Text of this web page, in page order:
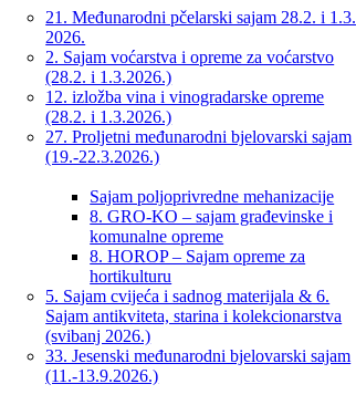
21. Međunarodni pčelarski sajam 28.2. i 1.3.
2026.
2. Sajam voćarstva i opreme za voćarstvo
(28.2. i 1.3.2026.)
12. izložba vina i vinogradarske opreme
(28.2. i 1.3.2026.)
27. Proljetni međunarodni bjelovarski sajam
(19.-22.3.2026.)
Sajam poljoprivredne mehanizacije
8. GRO-KO – sajam građevinske i
komunalne opreme
8. HOROP – Sajam opreme za
hortikulturu
5. Sajam cvijeća i sadnog materijala & 6.
Sajam antikviteta, starina i kolekcionarstva
(svibanj 2026.)
33. Jesenski međunarodni bjelovarski sajam
(11.-13.9.2026.)